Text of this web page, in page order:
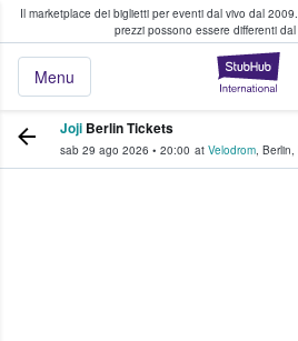
Il marketplace dei biglietti per eventi dal vivo dal 2009.
prezzi possono essere differenti
Menu
fan comprano e
Joji Berlin Tickets
sab 29 ago 2026 • 20:00 at Velodrom, Berlin,